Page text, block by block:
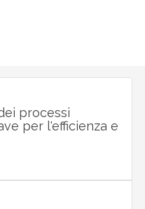
processi
per l'efficienza e